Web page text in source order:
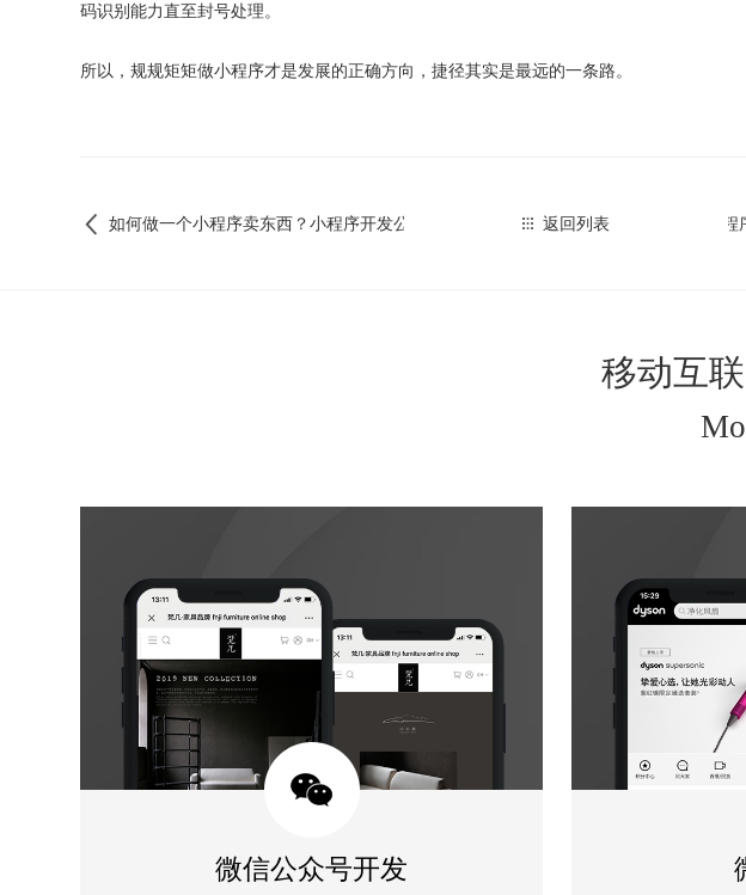
码识别能力直至封号处理。
所以，规规矩矩做小程序才是发展的正确方向，捷径其实是最远的一条路。
如何做一个小程序卖东西？小程序开发公司哪家好？ 返回列表 微信小
移动互
微信公众号开发